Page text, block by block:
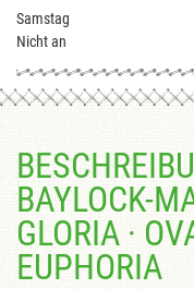
Samstag
Nicht an
BAYLOCK-
GLORIA ·
EUPHORIA